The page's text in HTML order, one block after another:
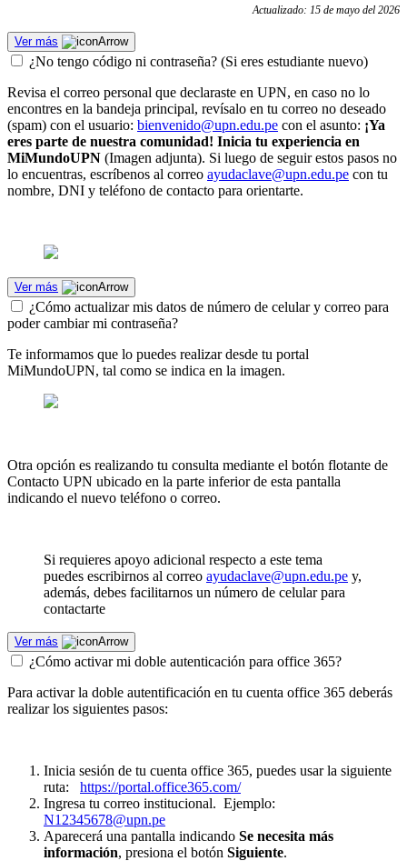
Actualizado: 15 de mayo del 2026
Ver más
¿No tengo código ni contraseña? (Si eres estudiante nuevo)
Revisa el correo personal que declaraste en UPN, en caso no lo
encontres en la bandeja principal, revísalo en tu correo no deseado
(spam) con el usuario: bienvenido@upn.edu.pe con el asunto: ¡Ya
eres parte de nuestra comunidad! Inicia tu experiencia en
MiMundoUPN (Imagen adjunta). Si luego de seguir estos pasos no
lo encuentras, escríbenos al correo ayudaclave@upn.edu.pe con tu
nombre, DNI y teléfono de contacto para orientarte.
Ver más
¿Cómo actualizar mis datos de número de celular y correo para
poder cambiar mi contraseña?
Te informamos que lo puedes realizar desde tu portal
MiMundoUPN, tal como se indica en la imagen.
Otra opción es realizando tu consulta mediante el botón flotante de
Contacto UPN ubicado en la parte inferior de esta pantalla
indicando el nuevo teléfono o correo.
Si requieres apoyo adicional respecto a este tema
puedes escribirnos al correo ayudaclave@upn.edu.pe y,
además, debes facilitarnos un número de celular para
contactarte
Ver más
¿Cómo activar mi doble autenticación para office 365?
Para activar la doble autentificación en tu cuenta office 365 deberás
realizar los siguientes pasos:
Inicia sesión de tu cuenta office 365, puedes usar la siguiente
ruta: https://portal.office365.com/
Ingresa tu correo institucional. Ejemplo:
N12345678@upn.pe
Aparecerá una pantalla indicando Se necesita más
información, presiona el botón Siguiente.